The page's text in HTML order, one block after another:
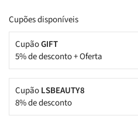
Cupões disponíveis
CupãoGIFT
5% de desconto + Oferta
CupãoLSBEAUTY8
8% de desconto